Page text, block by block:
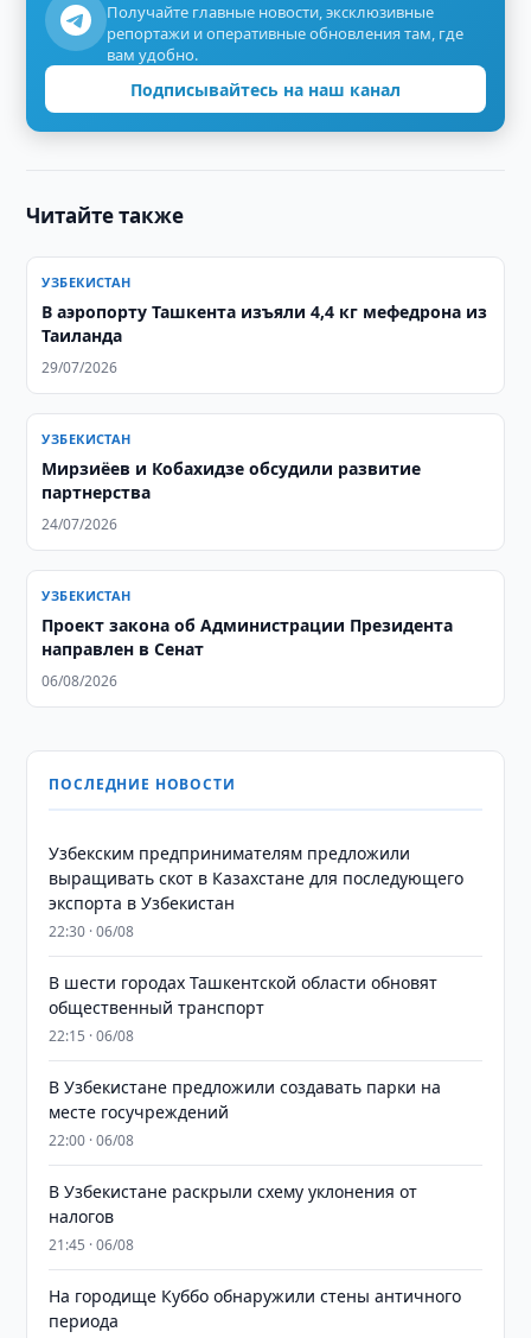
Получайте главные новости, эксклюзивные
репортажи и оперативные обновления там, где
вам удобно.
Подписывайтесь на наш канал
Читайте также
УЗБЕКИСТАН
В аэропорту Ташкента изъяли 4,4 кг мефедрона из
Таиланда
29/07/2026
УЗБЕКИСТАН
Мирзиёев и Кобахидзе обсудили развитие
партнерства
24/07/2026
УЗБЕКИСТАН
Проект закона об Администрации Президента
направлен в Сенат
06/08/2026
ПОСЛЕДНИЕ НОВОСТИ
Узбекским предпринимателям предложили
выращивать скот в Казахстане для последующего
экспорта в Узбекистан
22:30 · 06/08
В шести городах Ташкентской области обновят
общественный транспорт
22:15 · 06/08
В Узбекистане предложили создавать парки на
месте госучреждений
22:00 · 06/08
В Узбекистане раскрыли схему уклонения от
налогов
21:45 · 06/08
На городище Куббо обнаружили стены античного
периода